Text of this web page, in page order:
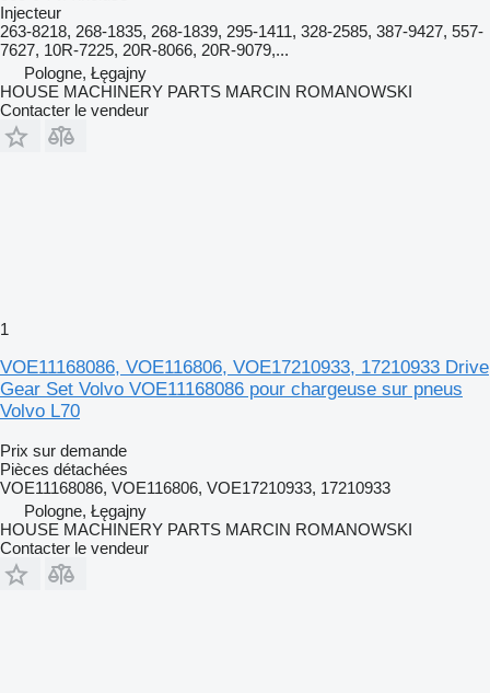
Injecteur
263-8218, 268-1835, 268-1839, 295-1411, 328-2585, 387-9427, 557-
7627, 10R-7225, 20R-8066, 20R-9079,...
Pologne, Łęgajny
HOUSE MACHINERY PARTS MARCIN ROMANOWSKI
Contacter le vendeur
1
VOE11168086, VOE116806, VOE17210933, 17210933 Drive
Gear Set Volvo VOE11168086 pour chargeuse sur pneus
Volvo L70
Prix sur demande
Pièces détachées
VOE11168086, VOE116806, VOE17210933, 17210933
Pologne, Łęgajny
HOUSE MACHINERY PARTS MARCIN ROMANOWSKI
Contacter le vendeur